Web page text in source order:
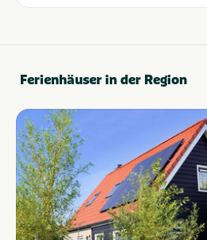
Ferienhäuser in der Region